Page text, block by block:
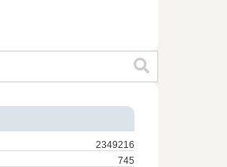
2349216
745